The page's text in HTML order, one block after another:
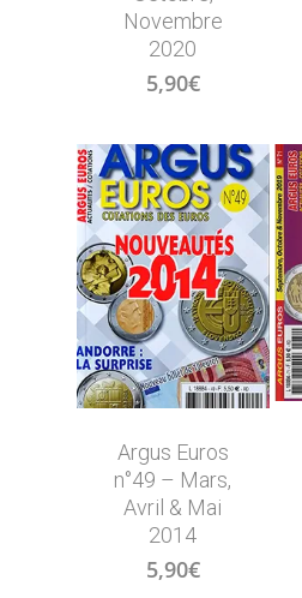
Novembre
2020
5,90€
Argus Euros
n°49 – Mars,
Avril & Mai
2014
5,90€